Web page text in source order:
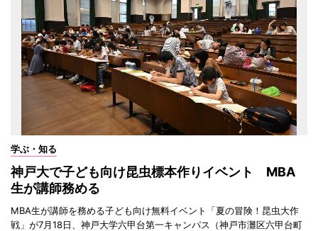
学ぶ・知る
神戸大で子ども向け昆虫標本作りイベント MBA
生が講師務める
MBA生が講師を務める子ども向け無料イベント「夏の冒険！昆虫大作
戦」が7月18日、神戸大学六甲台第一キャンパス（神戸市灘区六甲台町